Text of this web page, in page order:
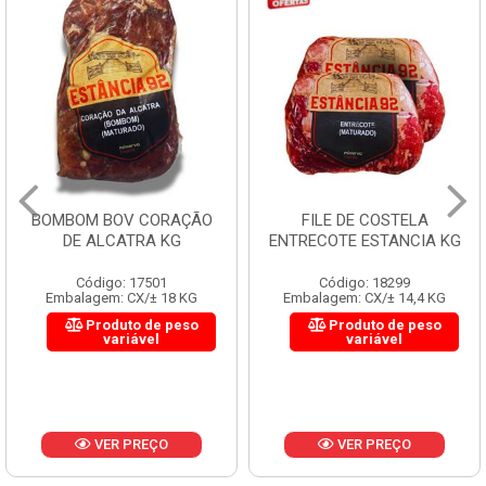
BOMBOM BOV CORAÇÃO
DE ALCATRA KG
Código: 17501
Embalagem: CX/± 18 KG
Produto de peso
variável
VER PREÇO
FILE DE COSTELA
ENTRECOTE ESTANCIA KG
Código: 18299
Embalagem: CX/± 14,4 KG
Produto de peso
variável
VER PREÇO